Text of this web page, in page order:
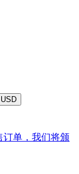
USD
订单，我们将颁